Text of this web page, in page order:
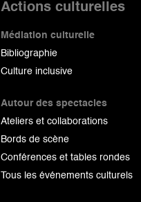
Actions culturelles
Médiation culturelle
Bibliographie
Culture inclusive
Autour des spectacles
Ateliers et collaborations
Bords de scène
Conférences et tables rondes
Tous les événements culturels